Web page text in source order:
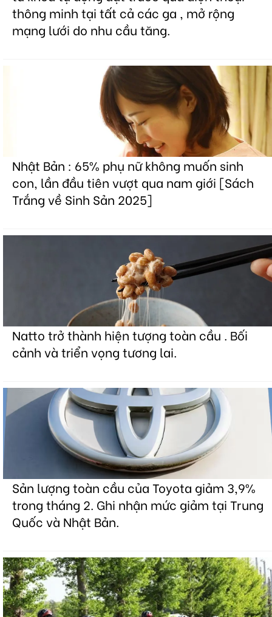
thông minh tại tất cả các ga , mở rộng
mạng lưới do nhu cầu tăng.
Nhật Bản : 65% phụ nữ không muốn sinh
con, lần đầu tiên vượt qua nam giới [Sách
Trắng về Sinh Sản 2025]
Natto trở thành hiện tượng toàn cầu . Bối
cảnh và triển vọng tương lai.
Sản lượng toàn cầu của Toyota giảm 3,9%
trong tháng 2. Ghi nhận mức giảm tại Trung
Quốc và Nhật Bản.